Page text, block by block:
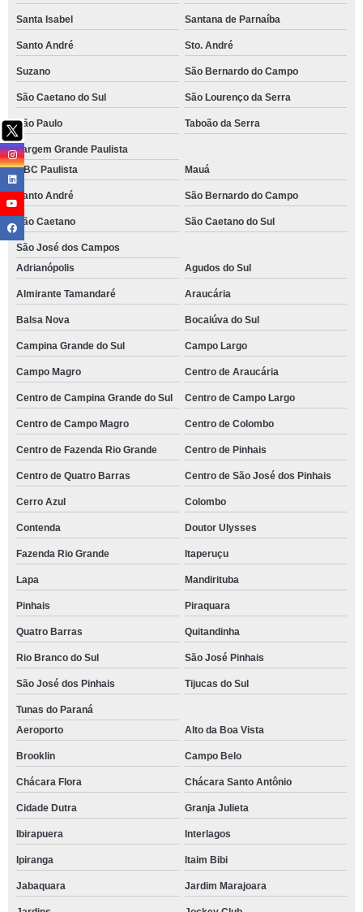
Santa Isabel Santana de Parnaíba
Santo André Sto. André
Suzano São Bernardo do Campo
São Caetano do Sul São Lourenço da Serra
São Paulo Taboão da Serra
Vargem Grande Paulista
ABC Paulista
Mauá
Santo André São Bernardo do Campo
São Caetano São Caetano do Sul
São José dos Campos
Adrianópolis
Agudos do Sul
Almirante Tamandaré Araucária
Balsa Nova Bocaiúva do Sul
Campina Grande do Sul Campo Largo
Campo Magro Centro de Araucária
Centro de Campina Grande do Sul Centro de Campo Largo
Centro de Campo Magro Centro de Colombo
Centro de Fazenda Rio Grande Centro de Pinhais
Centro de Quatro Barras Centro de São José dos Pinhais
Cerro Azul Colombo
Contenda Doutor Ulysses
Fazenda Rio Grande Itaperuçu
Lapa Mandirituba
Pinhais Piraquara
Quatro Barras Quitandinha
Rio Branco do Sul São José Pinhais
São José dos Pinhais Tijucas do Sul
Tunas do Paraná
Aeroporto
Alto da Boa Vista
Brooklin Campo Belo
Chácara Flora Chácara Santo Antônio
Cidade Dutra Granja Julieta
Ibirapuera Interlagos
Ipiranga Itaim Bibi
Jabaquara Jardim Marajoara